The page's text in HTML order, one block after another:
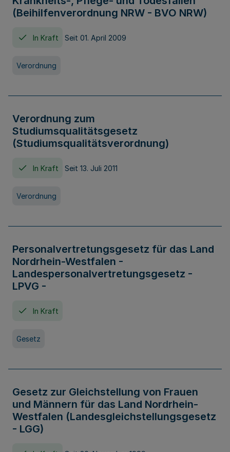
(Beihilfenverordnung NRW - BVO NRW)
In Kraft Seit 01. April 2009
Verordnung
Verordnung zum
Studiumsqualitätsgesetz
(Studiumsqualitätsverordnung)
In Kraft Seit 13. Juli 2011
Verordnung
Personalvertretungsgesetz für das Land
Nordrhein-Westfalen -
Landespersonalvertretungsgesetz -
LPVG -
In Kraft
Gesetz
Gesetz zur Gleichstellung von Frauen
und Männern für das Land Nordrhein-
Westfalen (Landesgleichstellungsgesetz
- LGG)